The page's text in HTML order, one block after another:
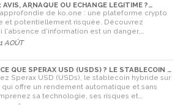
AVIS, ARNAQUE OU ÉCHANGE LÉGITIME ?
COMPLÈTE de ko.one : une plateforme crypto
et potentiellement risquée. Découvrez
l'absence d'information est un danger,
avec Coinone et apprenez à vérifier la sécurité
1 AOÛT
QUE SPERAX USD (USDS) ? LE STABLECOIN À
AUTOMATIQUE
Sperax USD (USDs), le stablecoin hybride sur
qui offre un rendement automatique et sans
sa technologie, ses risques et